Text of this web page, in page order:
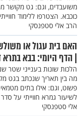
משועבדים, וגם: גט מקושר
כוכבא. הצטרפו ללימוד
הרב אלי סטפנסקי
האם בית עגול או
| הדף היומי: בבא
הלכות שונות בענייני שטר
מה בין תאריך שנכתב בגט
פשוט, וגם: אילו בתים
לשיעור גמרא חווייתי על
אלי סטפנסקי